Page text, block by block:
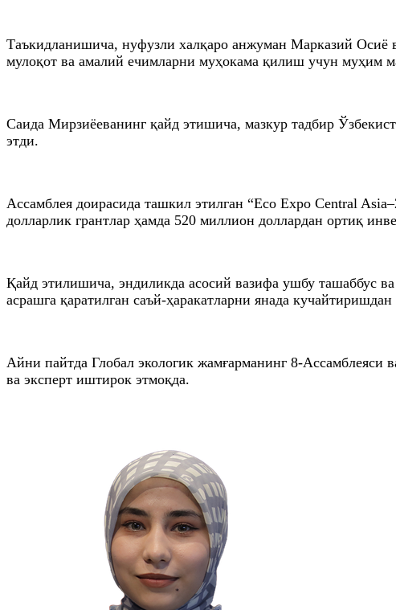
Таъкидланишича, нуфузли халқаро анжуман Марказий Осиё
мулоқот ва амалий ечимларни муҳокама қилиш учун муҳим
Саида Мирзиёеванинг қайд этишича, мазкур тадбир
этди.
Ассамблея доирасида ташкил этилган “Eco Expo Central
долларлик грантлар ҳамда 520 миллион доллардан ортиқ
Қайд этилишича, эндиликда асосий вазифа ушбу ташаббус
асрашга қаратилган саъй-ҳаракатларни янада кучайтиришдан
Айни пайтда Глобал экологик жамғарманинг 8-Ассамблеяси
ва эксперт иштирок этмоқда.